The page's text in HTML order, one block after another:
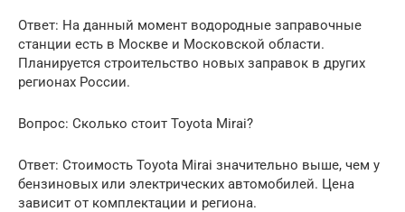
Ответ: На данный момент водородные заправочные
станции есть в Москве и Московской области.
Планируется строительство новых заправок в других
регионах России.
Вопрос: Сколько стоит Toyota Mirai?
Ответ: Стоимость Toyota Mirai значительно выше, чем у
бензиновых или электрических автомобилей. Цена
зависит от комплектации и региона.